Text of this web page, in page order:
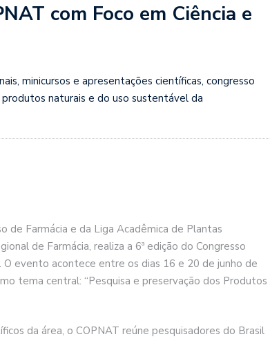
com Foco em Ciência e
minicursos e apresentações científicas, congresso
naturais e do uso sustentável da
de Farmácia e da Liga Acadêmica de Plantas
de Farmácia, realiza a 6ª edição do Congresso
evento acontece entre os dias 16 e 20 de junho de
tema central: “Pesquisa e preservação dos Produtos
da área, o COPNAT reúne pesquisadores do Brasil